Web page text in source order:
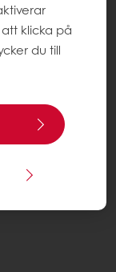
klicka på
du till